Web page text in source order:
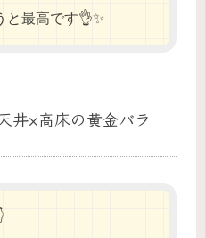
と最高です👌✨
井×高床の黄金バラ